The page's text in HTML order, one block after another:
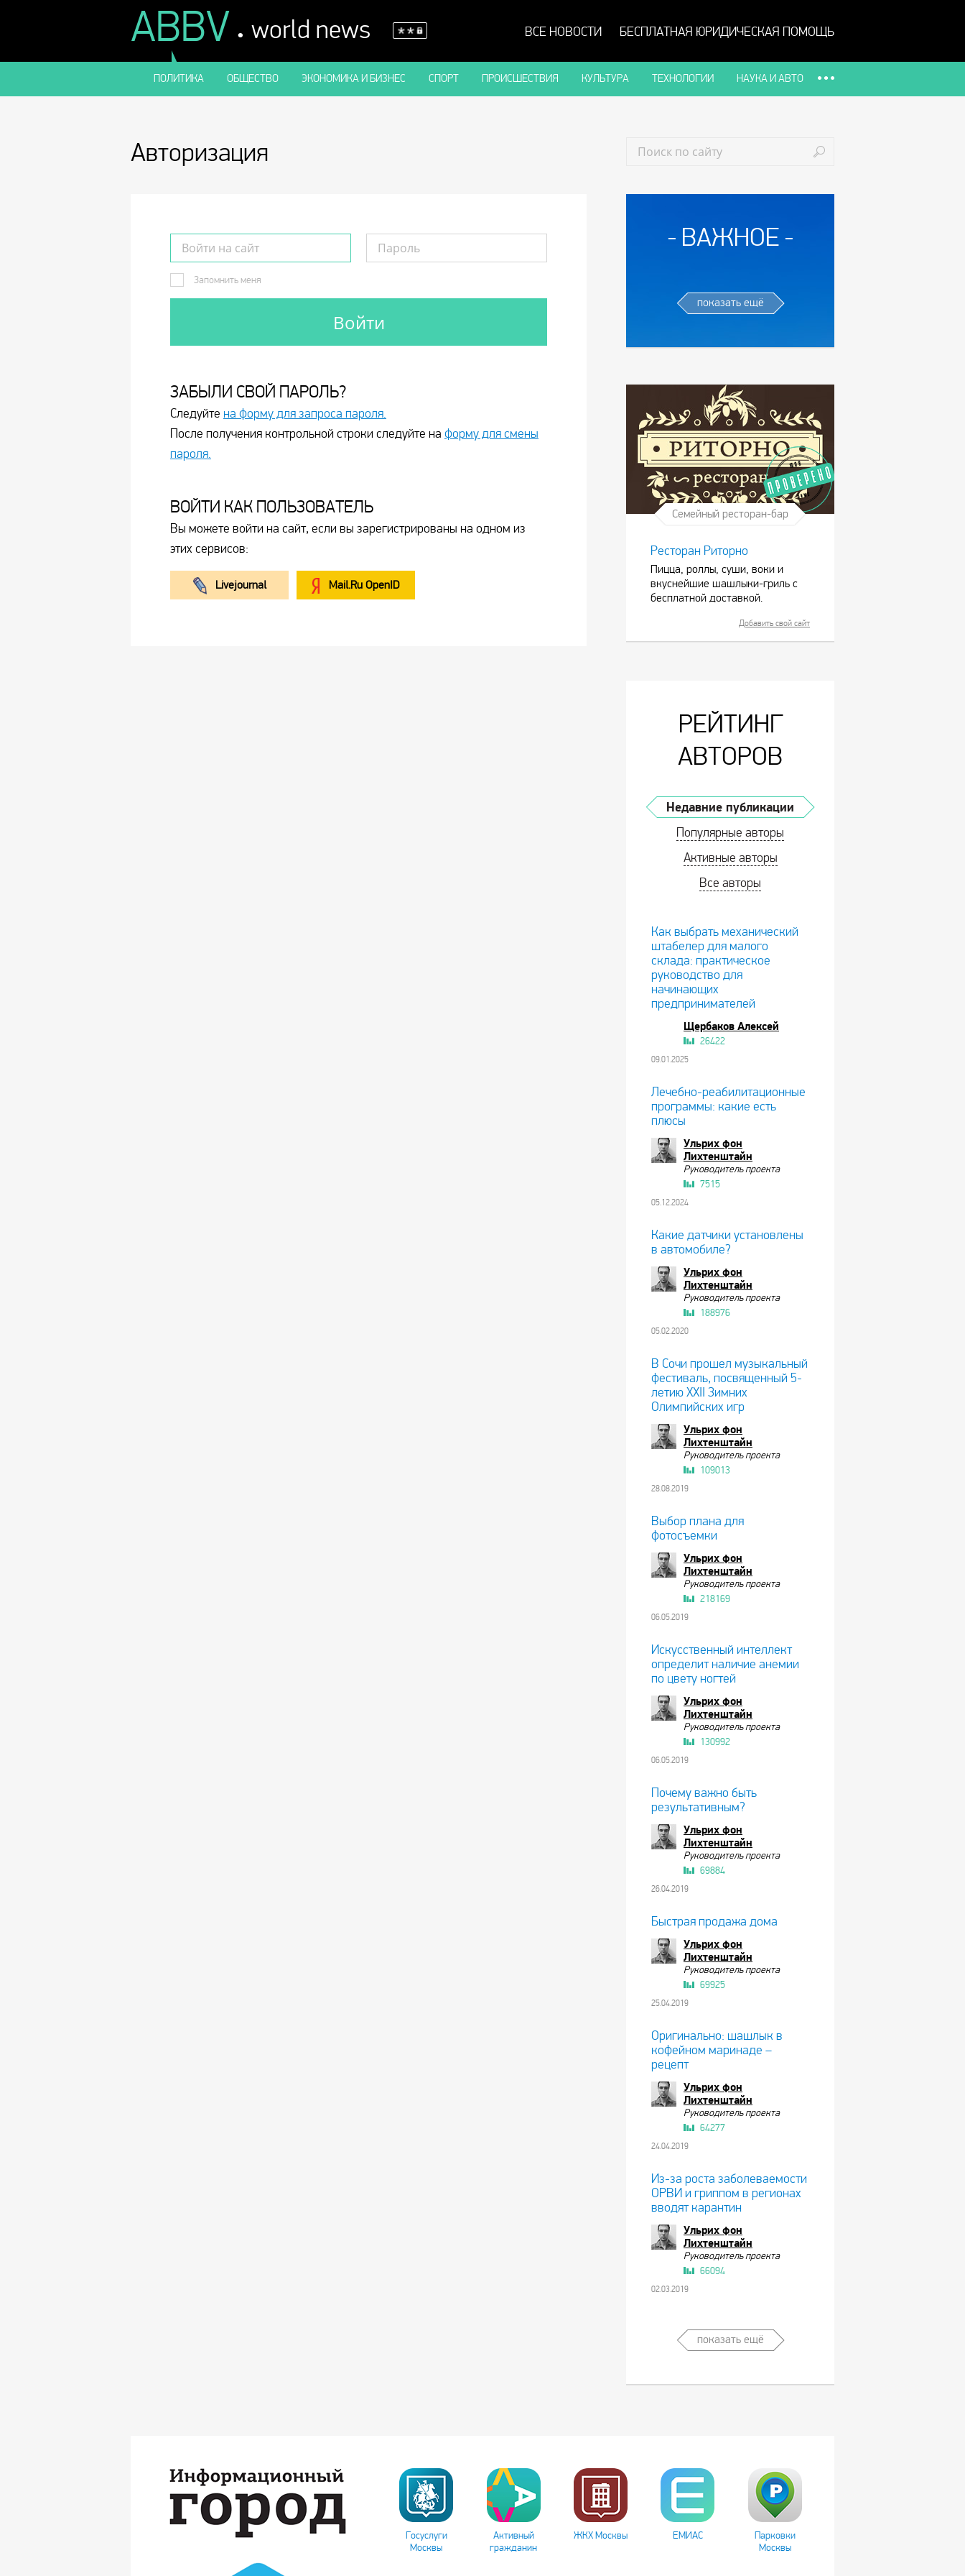
ABBV . world news ВСЕ НОВОСТИ БЕСПЛАТНАЯ ЮРИДИЧЕСКАЯ ПОМОЩЬ
ПОЛИТИКА ОБЩЕСТВО ЭКОНОМИКА И БИЗНЕС СПОРТ ПРОИСШЕСТВИЯ КУЛЬТУРА ТЕХНОЛОГИИ НАУКА И АВТО
ВАЖНОЕ
показать ещё
Семейный ресторан-бар
Ресторан Риторно
Пицца, роллы, суши, воки и
вкуснейшие шашлыки-гриль с
бесплатной доставкой.
Добавить свой сайт
РЕЙТИНГ
АВТОРОВ
Недавние публикации
Популярные авторы
Активные авторы
Все авторы
Как выбрать механический
штабелер для малого
склада: практическое
руководство для
начинающих
предпринимателей
Щербаков Алексей
26422
09.01.2025
Лечебно-реабилитационные
программы: какие есть
плюсы
Ульрих фон
Лихтенштайн
Руководитель проекта
7515
05.12.2024
Какие датчики установлены
в автомобиле?
Ульрих фон
Лихтенштайн
Руководитель проекта
188976
05.02.2020
В Сочи прошел музыкальный
фестиваль, посвященный 5-
летию XXII Зимних
Олимпийских игр
Ульрих фон
Лихтенштайн
Руководитель проекта
109013
28.08.2019
Выбор плана для
фотосъемки
Ульрих фон
Лихтенштайн
Руководитель проекта
218169
06.05.2019
Искусственный интеллект
определит наличие анемии
по цвету ногтей
Ульрих фон
Лихтенштайн
Руководитель проекта
130992
06.05.2019
Почему важно быть
результативным?
Ульрих фон
Лихтенштайн
Руководитель проекта
69884
26.04.2019
Быстрая продажа дома
Ульрих фон
Лихтенштайн
Руководитель проекта
69925
25.04.2019
Оригинально: шашлык в
кофейном маринаде –
рецепт
Ульрих фон
Лихтенштайн
Руководитель проекта
64277
24.04.2019
Из-за роста заболеваемости
ОРВИ и гриппом в регионах
вводят карантин
Ульрих фон
Лихтенштайн
Руководитель проекта
66094
02.03.2019
показать ещё
Авторизация
Запомнить меня
ЗАБЫЛИ СВОЙ ПАРОЛЬ?
Следуйте на форму для запроса пароля.
После получения контрольной строки следуйте на форму для смены
пароля.
ВОЙТИ КАК ПОЛЬЗОВАТЕЛЬ
Вы можете войти на сайт, если вы зарегистрированы на одном из
этих сервисов:
Livejournal Mail.Ru OpenID
Госуслуги
Москвы
Активный
гражданин
ЖКХ Москвы ЕМИАС
Парковки
Москвы